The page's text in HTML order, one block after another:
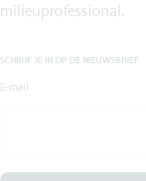
milieuprofessional.
SCHRIJF JE IN OP DE NIEUWSBRIEF
E-mail